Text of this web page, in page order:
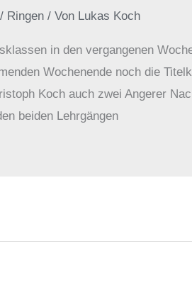
/ Ringen / Von Lukas Koch
in den vergangenen
Wochenende noch die
Koch auch zwei Angerer
beiden Lehrgängen